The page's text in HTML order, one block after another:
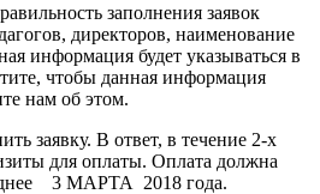
заполнения заявок
директоров, наименование
информация будет указываться в
чтобы данная информация
нам об этом.
заявку. В ответ, в течение 2-х
для оплаты. Оплата должна
3 МАРТА 2018 года.